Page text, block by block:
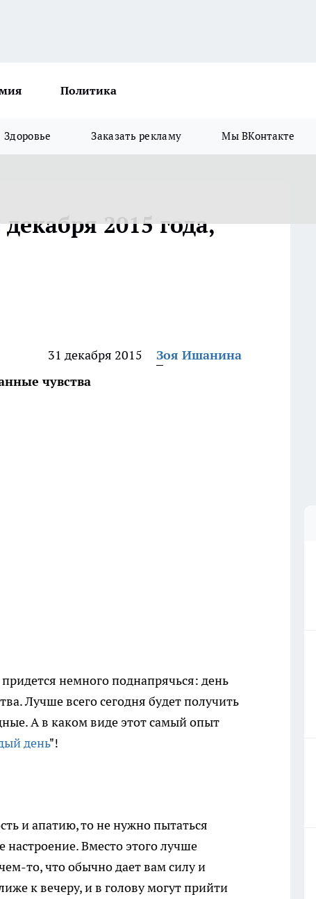
Политика
Здоровье Заказать рекламу Мы ВКонтакте
2015 года,
31 декабря 2015
Зоя Ишанина
чувства
немного поднапрячься: день
Лучше всего сегодня будет получить
А в каком виде этот самый опыт
день"!
и апатию, то не нужно пытаться
настроение. Вместо этого лучше
то, что обычно дает вам силу и
к вечеру, и в голову могут прийти